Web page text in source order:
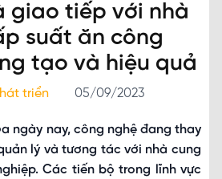
giao tiếp với nhà
suất ăn công
tạo và hiệu quả
triển 05/09/2023
ngày nay, công nghệ đang thay
lý và tương tác với nhà cung
Các tiến bộ trong lĩnh vực